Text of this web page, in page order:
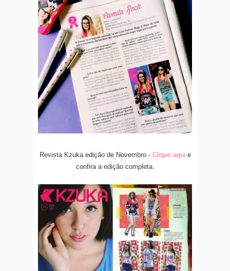
Revista Kzuka edição de Novembro - Clique aqui e
confira a edição completa.